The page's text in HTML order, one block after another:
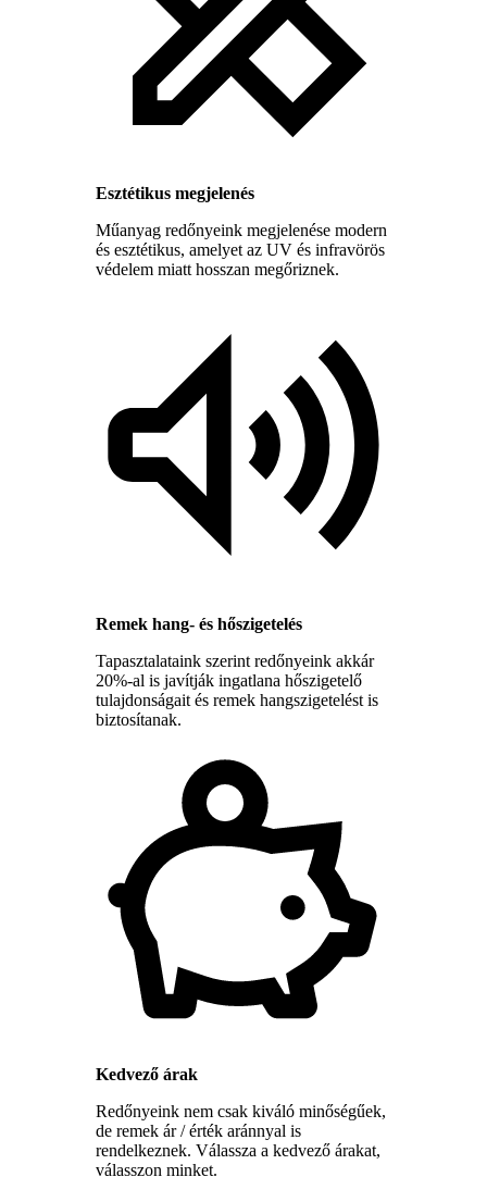
Esztétikus megjelenés
Műanyag redőnyeink megjelenése modern
és esztétikus, amelyet az UV és infravörös
védelem miatt hosszan megőriznek.
Remek hang- és hőszigetelés
Tapasztalataink szerint redőnyeink akkár
20%-al is javítják ingatlana hőszigetelő
tulajdonságait és remek hangszigetelést is
biztosítanak.
Kedvező árak
Redőnyeink nem csak kiváló minőségűek,
de remek ár / érték aránnyal is
rendelkeznek. Válassza a kedvező árakat,
válasszon minket.